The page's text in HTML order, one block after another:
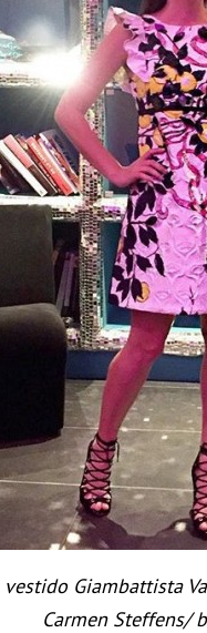
vestido Giambattista
Carmen Steffens/